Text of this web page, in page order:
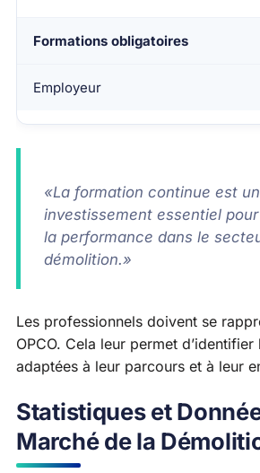
Formations obligatoires
Employeur
«La formation continue est un
investissement essentiel
la performance dans le
démolition.»
Les professionnels doivent se
OPCO. Cela leur permet
adaptées à leur parcours et à leur
Statistiques et
Marché de la